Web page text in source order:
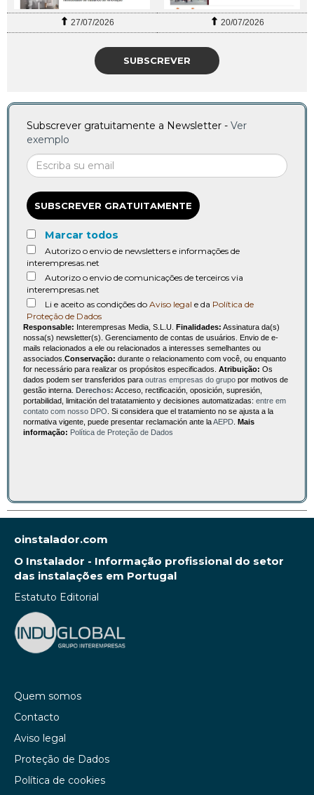
27/07/2026 20/07/2026
SUBSCREVER
Subscrever gratuitamente a Newsletter - Ver
exemplo
SUBSCREVER GRATUITAMENTE
Marcar todos
Autorizo o envio de newsletters e informações de
interempresas.net
Autorizo o envio de comunicações de terceiros via
interempresas.net
Li e aceito as condições do Aviso legal e da Política de
Proteção de Dados
Responsable: Interempresas Media, S.L.U. Finalidades: Assinatura da(s)
nossa(s) newsletter(s). Gerenciamento de contas de usuários. Envio de e-
mails relacionados a ele ou relacionados a interesses semelhantes ou
associados. Conservação: durante o relacionamento com você, ou enquanto
for necessário para realizar os propósitos especificados. Atribuição: Os
dados podem ser transferidos para outras empresas do grupo por motivos de
gestão interna. Derechos: Acceso, rectificación, oposición, supresión,
portabilidad, limitación del tratatamiento y decisiones automatizadas: entre em
contato com nosso DPO . Si considera que el tratamiento no se ajusta a la
normativa vigente, puede presentar reclamación ante laAEPD Mais
informação: Política de Proteção de Dados
oinstalador.com
O Instalador - Informação profissional do setor
das instalações em Portugal
Estatuto Editorial
Quem somos
Contacto
Aviso legal
Proteção de Dados
Política de cookies